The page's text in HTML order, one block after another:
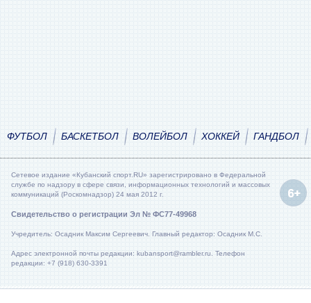
ФУТБОЛ БАСКЕТБОЛ ВОЛЕЙБОЛ ХОККЕЙ ГАНДБОЛ
Сетевое издание «Кубанский спорт.RU» зарегистрировано в Федеральной
службе по надзору в сфере связи, информационных технологий и массовых
коммуникаций (Роскомнадзор) 24 мая 2012 г.
Свидетельство о регистрации Эл № ФС77-49968
Учредитель: Осадник Максим Сергеевич. Главный редактор: Осадник М.С.
Адрес электронной почты редакции: kubansport@rambler.ru. Телефон
редакции: +7 (918) 630-3391